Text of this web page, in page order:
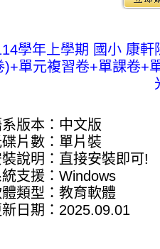
學年上學期 國小 康
)+單元複習卷+單課卷+
版本：中文版
片數：單片裝
說明：直接安裝即可!
統支援：Windows
類型：教育軟體
新日期：2025.09.01